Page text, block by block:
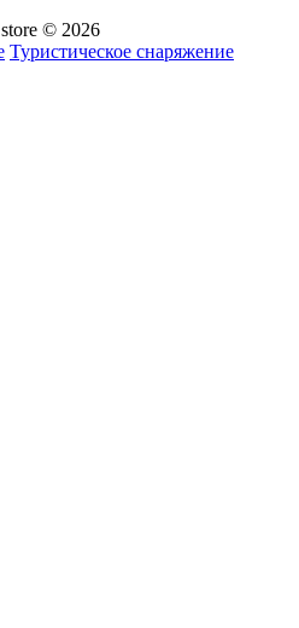
© 2026
Туристическое снаряжение